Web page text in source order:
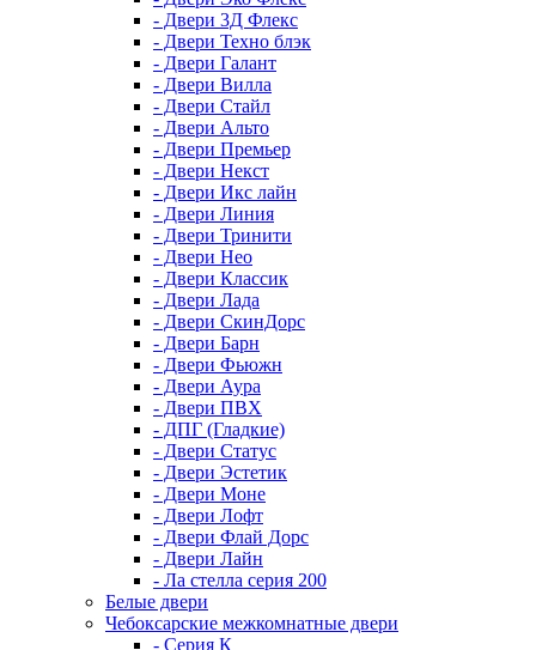
- Двери 3Д Флекс
- Двери Техно блэк
- Двери Галант
- Двери Вилла
- Двери Стайл
- Двери Альто
- Двери Премьер
- Двери Некст
- Двери Икс лайн
- Двери Линия
- Двери Тринити
- Двери Нео
- Двери Классик
- Двери Лада
- Двери СкинДорс
- Двери Барн
- Двери Фьюжн
- Двери Аура
- Двери ПВХ
- ДПГ (Гладкие)
- Двери Статус
- Двери Эстетик
- Двери Моне
- Двери Лофт
- Двери Флай Дорс
- Двери Лайн
- Ла стелла серия 200
Белые двери
Чебоксарские межкомнатные двери
- Серия К